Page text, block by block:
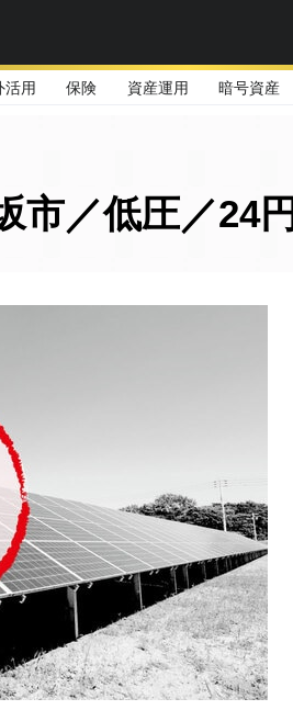
活用 保険 資産運用 暗号資産
市／低圧／24円